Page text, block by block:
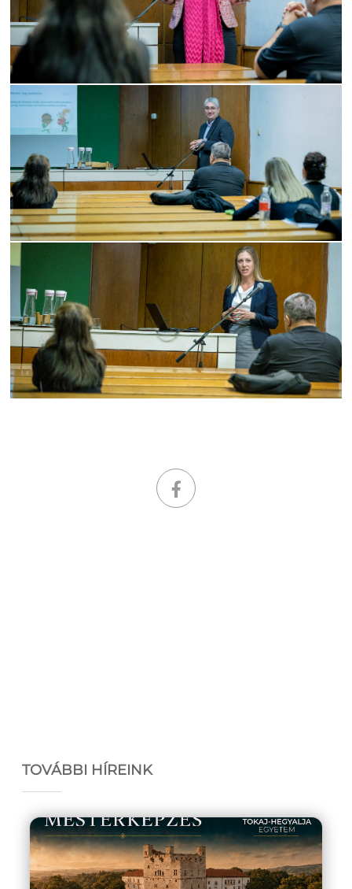
TOVÁBBI HÍREINK